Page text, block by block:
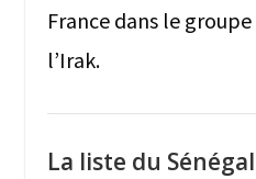
France dans le
l’Irak.
La liste du Sénégal